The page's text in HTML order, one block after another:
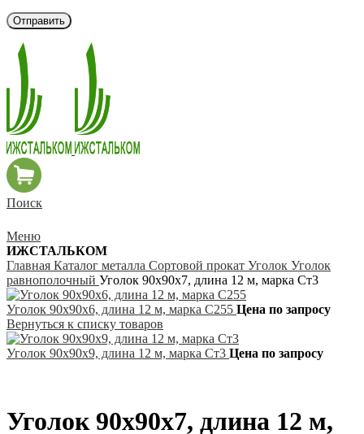
Поиск
Меню
ИЖСТАЛЬКОМ
Главная Каталог металла Сортовой прокат Уголок Уголок
равнополочный Уголок 90х90х7, длина 12 м, марка Ст3
Уголок 90х90х6, длина 12 м, марка С255 Цена по запросу
Вернуться к списку товаров
Уголок 90х90х9, длина 12 м, марка Ст3 Цена по запросу
Уголок 90х90х7, длина 12 м,